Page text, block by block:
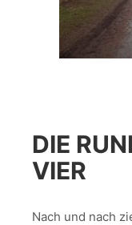
DIE
VIER
Nach und nach